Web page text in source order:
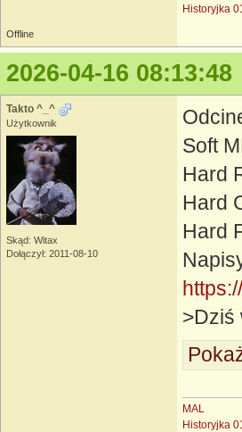
Historyjka
Offline
2026-04-16 08:13:48
Takto ^_^
Użytkownik
Skąd: Witax
Dołączył: 2011-08-10
Soft
Hard
Hard
Hard
>Dziś
MAL
Historyjka